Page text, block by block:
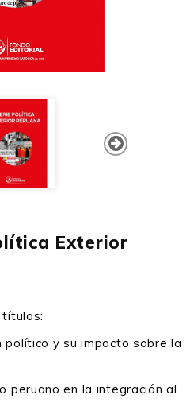
Exterior
títulos:
político y su impacto sobre la
peruano en la integración al